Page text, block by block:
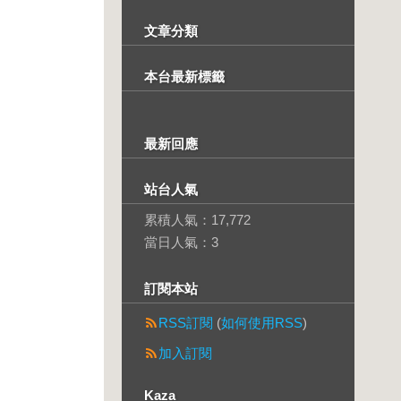
文章分類
本台最新標籤
最新回應
站台人氣
累積人氣： 17,772
當日人氣： 3
訂閱本站
RSS訂閱 (如何使用RSS)
加入訂閱
Kaza